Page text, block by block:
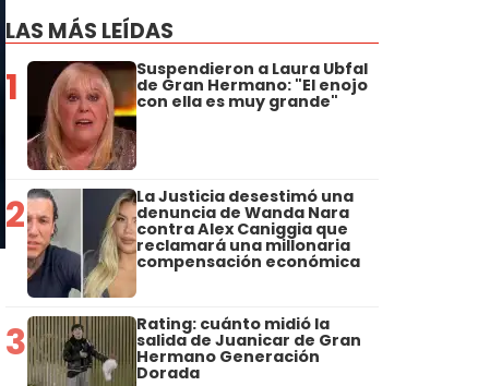
LAS MÁS LEÍDAS
1 Suspendieron a Laura Ubfal
de Gran Hermano: "El enojo
con ella es muy grande"
2 La Justicia desestimó una
denuncia de Wanda Nara
contra Alex Caniggia que
reclamará una millonaria
compensación económica
3 Rating: cuánto midió la
salida de Juanicar de Gran
Hermano Generación
Dorada